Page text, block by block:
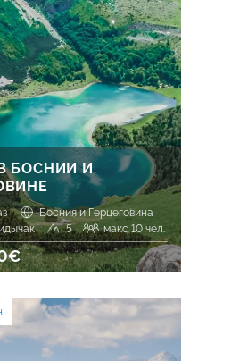
БОСНИИ И
Босния и Герцеговина
5 макс 10 чел.